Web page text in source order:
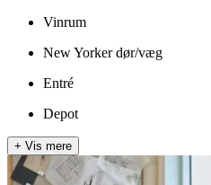
Vinrum
New Yorker dør/væg
Entré
Depot
+ Vis mere